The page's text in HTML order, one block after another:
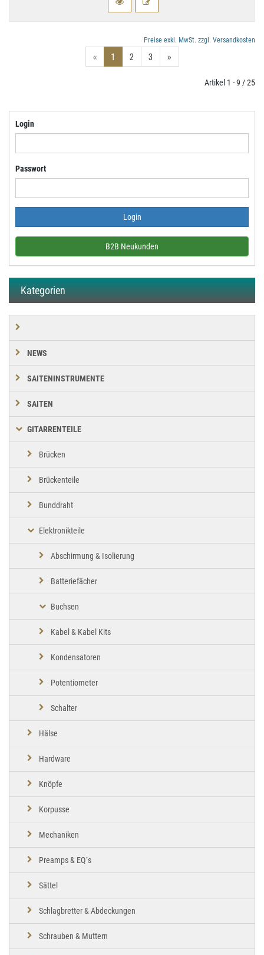
Preise exkl. MwSt. zzgl. Versandkosten
« 1 2 3 »
Artikel 1 - 9 / 25
Login
Passwort
B2B Neukunden
Kategorien
NEWS
SAITENINSTRUMENTE
SAITEN
GITARRENTEILE
Brücken
Brückenteile
Bunddraht
Elektronikteile
Abschirmung & Isolierung
Batteriefächer
Buchsen
Kabel & Kabel Kits
Kondensatoren
Potentiometer
Schalter
Hälse
Hardware
Knöpfe
Korpusse
Mechaniken
Preamps & EQ´s
Sättel
Schlagbretter & Abdeckungen
Schrauben & Muttern